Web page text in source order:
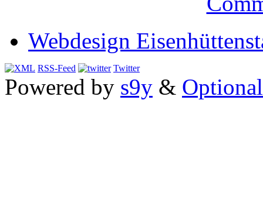
Webdesign
RSS-Feed Twitter
Powered by s9y &